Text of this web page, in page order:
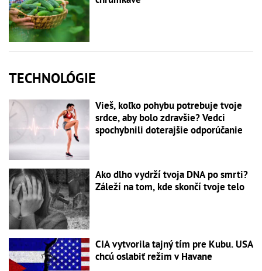
TECHNOLÓGIE
Vieš, koľko pohybu potrebuje tvoje
srdce, aby bolo zdravšie? Vedci
spochybnili doterajšie odporúčanie
Ako dlho vydrží tvoja DNA po smrti?
Záleží na tom, kde skončí tvoje telo
CIA vytvorila tajný tím pre Kubu. USA
chcú oslabiť režim v Havane